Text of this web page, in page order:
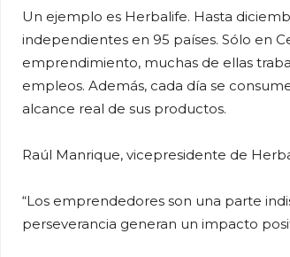
Un ejemplo es Herbalife. Hasta
independientes en 95 países. Sólo en
emprendimiento, muchas de ellas
empleos. Además, cada día se
alcance real de sus productos.
Raúl Manrique, vicepresidente de
“Los emprendedores son una parte
perseverancia generan un impacto